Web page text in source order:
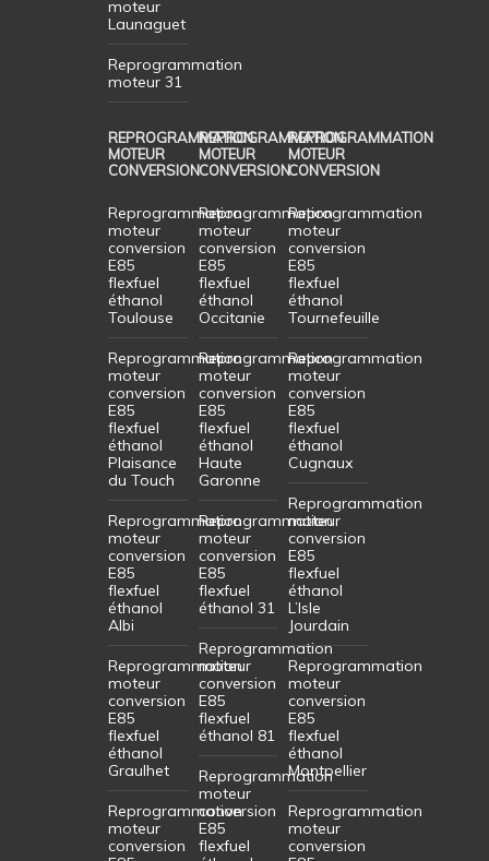
moteur
Launaguet
Reprogrammation
moteur 31
REPROGRAMMATION
MOTEUR
CONVERSION
Reprogrammation
moteur
conversion
E85
flexfuel
éthanol
Toulouse
Reprogrammation
moteur
conversion
E85
flexfuel
éthanol
Plaisance
du Touch
Reprogrammation
moteur
conversion
E85
flexfuel
éthanol
Albi
Reprogrammation
moteur
conversion
E85
flexfuel
éthanol
Graulhet
Reprogrammation
moteur
conversion
REPROGRAMMATION
MOTEUR
CONVERSION
Reprogrammation
moteur
conversion
E85
flexfuel
éthanol
Occitanie
Reprogrammation
moteur
conversion
E85
flexfuel
éthanol
Haute
Garonne
Reprogrammation
moteur
conversion
E85
flexfuel
éthanol 31
Reprogrammation
moteur
conversion
E85
flexfuel
éthanol 81
Reprogrammation
moteur
conversion
E85
flexfuel
REPROGRAMMATION
MOTEUR
CONVERSION
Reprogrammation
moteur
conversion
E85
flexfuel
éthanol
Tournefeuille
Reprogrammation
moteur
conversion
E85
flexfuel
éthanol
Cugnaux
Reprogrammation
moteur
conversion
E85
flexfuel
éthanol
L’Isle
Jourdain
Reprogrammation
moteur
conversion
E85
flexfuel
éthanol
Montpellier
Reprogrammation
moteur
conversion